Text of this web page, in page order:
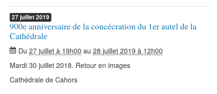
27juillet2019
900e anniversaire de la concécration du 1er autel de la
Cathédrale
Du 27 juillet à 19h00 au 28 juillet 2019 à 12h00
Mardi 30 juillet 2018. Retour en images
Cathédrale de Cahors